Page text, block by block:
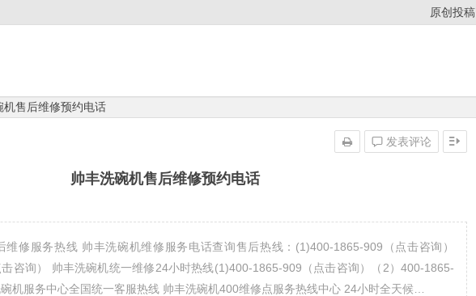
原创投稿
机售后维修预约电话
帅丰洗碗机售后维修预约电话
发表评论
维修服务热线 帅丰洗碗机维修服务电话查询售后热线：(1)400-1865-909（点击咨询）
击咨询） 帅丰洗碗机统一维修24小时热线(1)400-1865-909（点击咨询）（2）400-1865-
机服务中心全国统一客服热线 帅丰洗碗机400维修点服务热线中心 24小时全天候…